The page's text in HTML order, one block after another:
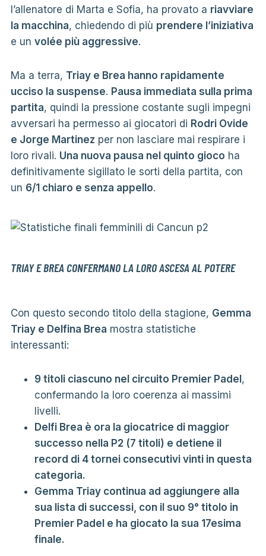
l’allenatore di Marta e Sofia, ha provato a riavviare
la macchina, chiedendo di più prendere l’iniziativa
e un volée più aggressive.
Ma a terra, Triay e Brea hanno rapidamente
ucciso la suspense. Pausa immediata sulla prima
partita, quindi la pressione costante sugli impegni
avversari ha permesso ai giocatori di Rodri Ovide
e Jorge Martinez per non lasciare mai respirare i
loro rivali. Una nuova pausa nel quinto gioco ha
definitivamente sigillato le sorti della partita, con
un 6/1 chiaro e senza appello.
TRIAY E BREA CONFERMANO LA LORO ASCESA AL POTERE
Con questo secondo titolo della stagione, Gemma
Triay e Delfina Brea mostra statistiche
interessanti:
9 titoli ciascuno nel circuito Premier Padel,
confermando la loro coerenza ai massimi
livelli.
Delfi Brea è ora la giocatrice di maggior
successo nella P2 (7 titoli) e detiene il
record di 4 tornei consecutivi vinti in questa
categoria.
Gemma Triay continua ad aggiungere alla
sua lista di successi, con il suo 9° titolo in
Premier Padel e ha giocato la sua 17esima
finale.